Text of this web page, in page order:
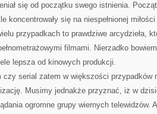
się od początku swego istnienia.
koncentrowały się na niespełnionej
przypadkach to prawdziwe arcydzieła,
filmami. Nierzadko
lepsza od kinowych produkcji.
czy serial zatem w większości przypadków
Musimy jednakże przyznać, iż w
ogromne grupy wiernych telewidzów.